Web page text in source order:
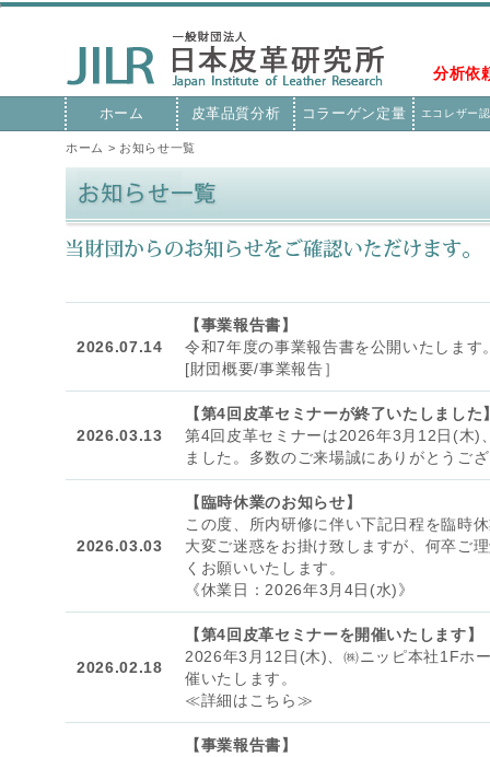
分析依
ホーム 皮革品質分析 コラーゲン定量 エコレザー
ホーム > お知らせ一覧
2026.07.14
【事業報告書】
令和7年度の事業報告書を公開いたします
[財団概要/事業報告］
2026.03.13
【第4回皮革セミナーが終了いたしました
第4回皮革セミナーは2026年3月12日(木)
ました。多数のご来場誠にありがとうご
2026.03.03
【臨時休業のお知らせ】
この度、所内研修に伴い下記日程を臨時
大変ご迷惑をお掛け致しますが、何卒ご
くお願いいたします。
《休業日：2026年3月4日(水)》
2026.02.18
【第4回皮革セミナーを開催いたします】
2026年3月12日(木)、㈱ニッピ本社1Fホ
催いたします。
≪詳細はこちら≫
【事業報告書】